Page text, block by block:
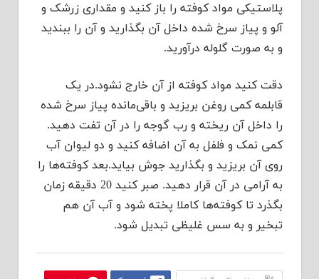
پلاستیکی مواد کوفته را باز کنید و مقداری زرشک و
آلو و پیاز سرخ شده داخل آن بگذارید و آن را ببندید
و به صورت گلوله درآورید.
دقت کنید مواد کوفته از آن خارج نشود.در یک
قابلمه کمی روغن بریزید و باقی‌مانده پیاز سرخ شده
را داخل آن ریخته و رب گوجه را در آن تفت دهید.
کمی نمک و فلفل به آن اضافه کنید و دو لیوان آب
روی آن بریزید و بگذارید جوش بیاید.بعد کوفته‌ها را
به آرامی در آن قرار دهید. صبر کنید 20 دقیقه زمان
بگذرد تا کوفته‌ها کاملا پخته شود و آب آن هم
تبخیر و به سس غلیظی تبدیل شود.